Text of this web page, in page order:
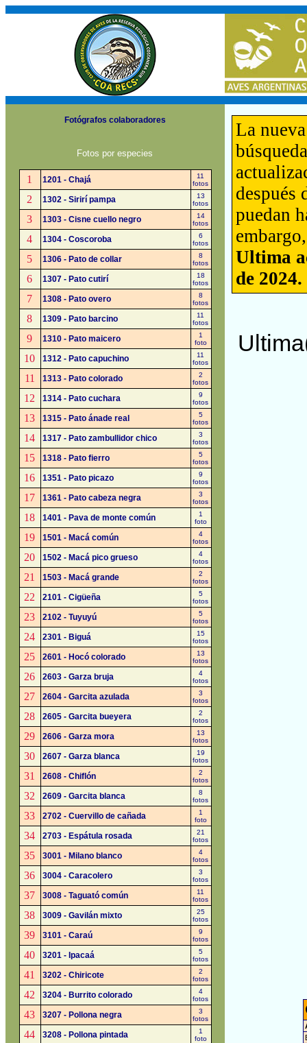
Fotógrafos colaboradores
Fotos por especies
1 1201 - Chajá
11
fotos
2 1302 - Sirirí pampa
13
fotos
3 1303 - Cisne cuello negro
14
fotos
4 1304 - Coscoroba
6
fotos
5 1306 - Pato de collar
8
fotos
6 1307 - Pato cutirí
18
fotos
7 1308 - Pato overo
8
fotos
8 1309 - Pato barcino
11
fotos
9 1310 - Pato maicero
1
foto
10 1312 - Pato capuchino
11
fotos
11 1313 - Pato colorado
2
fotos
12 1314 - Pato cuchara
9
fotos
13 1315 - Pato ánade real
5
fotos
14 1317 - Pato zambullidor chico
3
fotos
15 1318 - Pato fierro
5
fotos
16 1351 - Pato picazo
9
fotos
17 1361 - Pato cabeza negra
3
fotos
18 1401 - Pava de monte común
1
foto
19 1501 - Macá común
4
fotos
20 1502 - Macá pico grueso
4
fotos
21 1503 - Macá grande
2
fotos
22 2101 - Cigüeña
5
fotos
23 2102 - Tuyuyú
5
fotos
24 2301 - Biguá
15
fotos
25 2601 - Hocó colorado
13
fotos
26 2603 - Garza bruja
4
fotos
27 2604 - Garcita azulada
3
fotos
28 2605 - Garcita bueyera
2
fotos
29 2606 - Garza mora
13
fotos
30 2607 - Garza blanca
19
fotos
31 2608 - Chiflón
2
fotos
32 2609 - Garcita blanca
8
fotos
33 2702 - Cuervillo de cañada
1
foto
34 2703 - Espátula rosada
21
fotos
35 3001 - Milano blanco
4
fotos
36 3004 - Caracolero
3
fotos
37 3008 - Taguató común
11
fotos
38 3009 - Gavilán mixto
25
fotos
39 3101 - Caraú
9
fotos
40 3201 - Ipacaá
5
fotos
41 3202 - Chiricote
2
fotos
42 3204 - Burrito colorado
4
fotos
43 3207 - Pollona negra
3
fotos
44 3208 - Pollona pintada
1
foto
La
después
puedan
Ultima
de 2024.